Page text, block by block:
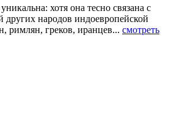
хотя она тесно связана с
народов индоевропейской
римлян, греков, иранцев... смотреть